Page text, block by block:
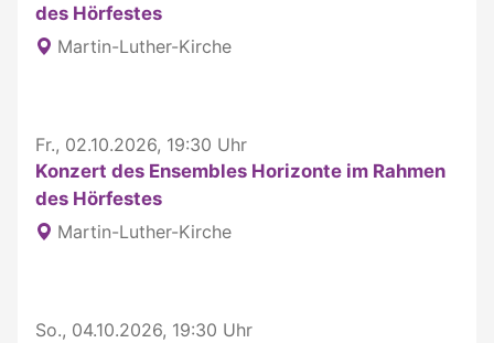
des Hörfestes
Martin-Luther-Kirche
Fr., 02.10.2026, 19:30 Uhr
Konzert des Ensembles Horizonte im Rahmen
des Hörfestes
Martin-Luther-Kirche
So., 04.10.2026, 19:30 Uhr